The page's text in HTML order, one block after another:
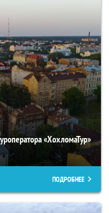
«ХохломаТур»
ПОДРОБНЕЕ